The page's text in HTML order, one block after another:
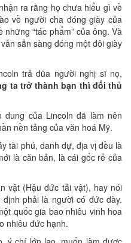
ra rằng họ chưa hiểu gì về
về người cha đóng giày của
“tác phẩm” của ông. Và
sẵn sàng đóng một đôi giày
trả đũa người nghị sĩ nọ,
ta trở thành bạn thì đối thủ
của Lincoln đã làm nên
nền tảng của văn hoá Mỹ.
tài phú, danh dự, địa vị đều là
là căn bản, là cái gốc rễ của
vật (Hậu đức tải vật), hay nói
phải là người có đức dày.
quốc gia bao nhiêu vinh hoa
nhiêu đức hạnh.